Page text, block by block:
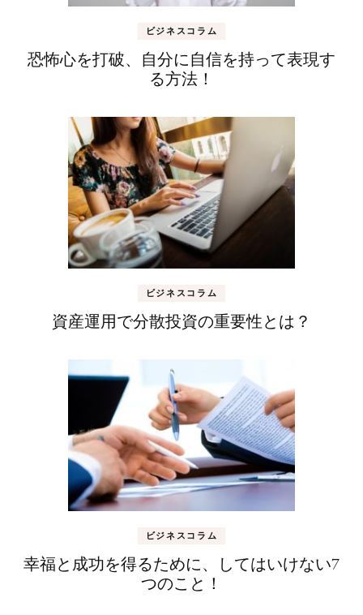
ビジネスコラム
恐怖心を打破、自分に自信を持って表現す
る方法！
ビジネスコラム
資産運用で分散投資の重要性とは？
ビジネスコラム
幸福と成功を得るために、してはいけない7
つのこと！